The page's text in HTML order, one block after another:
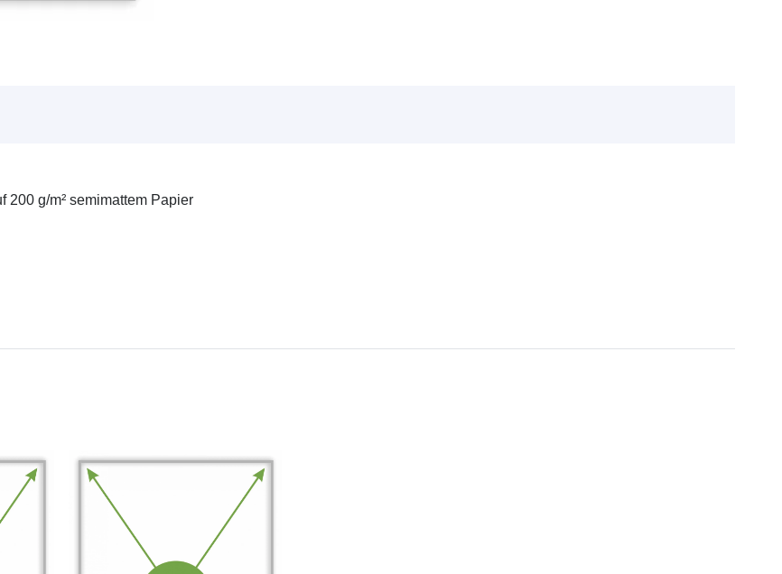
200 g/m² semimattem Papier